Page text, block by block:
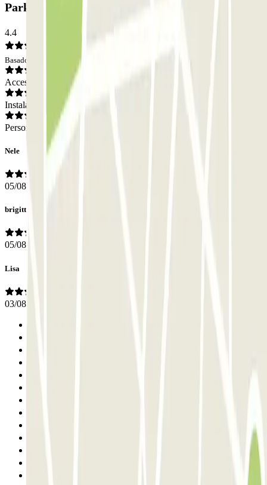
Parking Bonvin Lecourbe: Opiniones
4.4
Basado en 652 opiniones
Acceso
Instalaciones
Personal
Nele
05/08/2026
brigitte
05/08/2026
Lisa
03/08/2026